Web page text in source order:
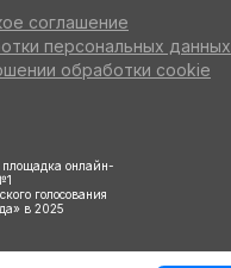
соглашение
персональных данных
обработки cookie
онлайн-
голосования
в 2025